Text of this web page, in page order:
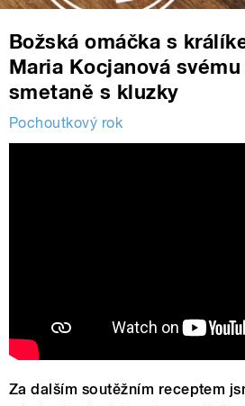
Božská omáčka s
Maria Kocjanová
smetaně s kluzky
Pochoutkový rok
Za dalším soutěžním receptem